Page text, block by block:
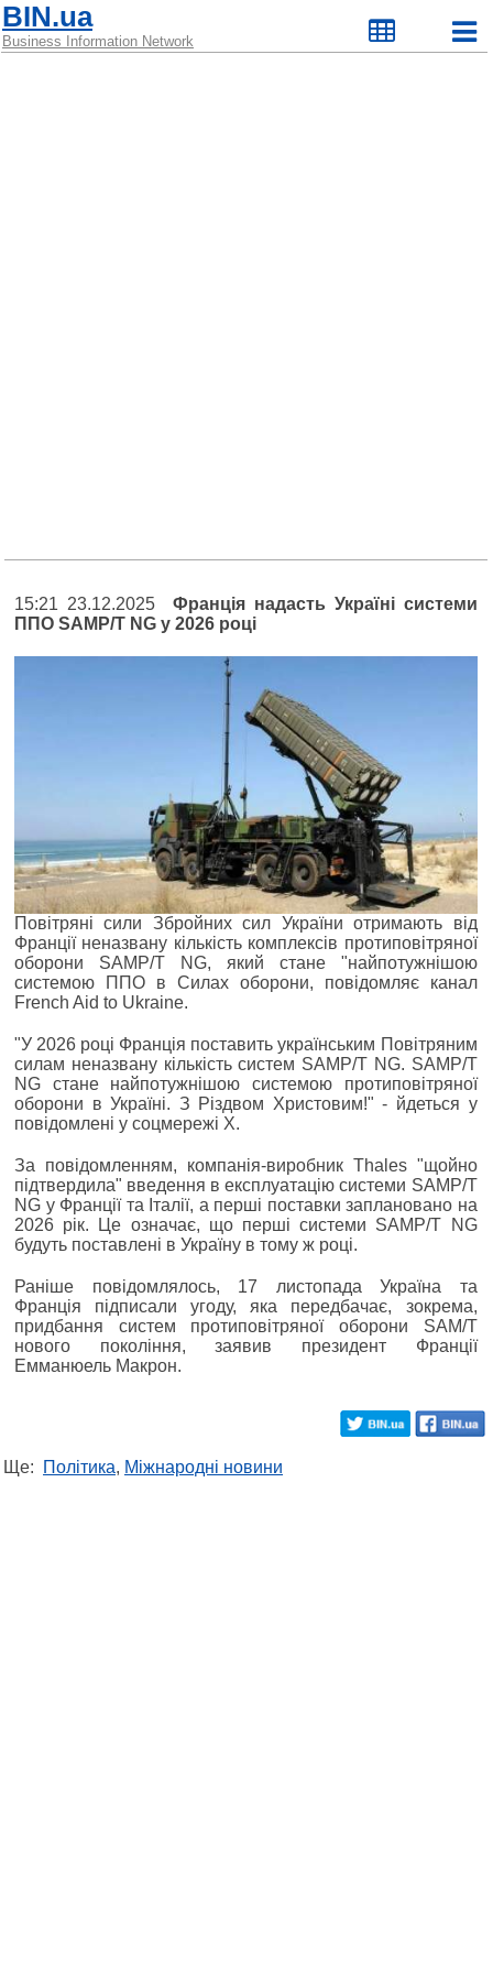
BIN.ua
Business Information Network
15:21 23.12.2025 Франція надасть Україні системи
ППО SAMP/T NG у 2026 році
Повітряні сили Збройних сил України отримають від
Франції неназвану кількість комплексів протиповітряної
оборони SAMP/T NG, який стане "найпотужнішою
системою ППО в Силах оборони, повідомляє канал
French Aid to Ukraine.
"У 2026 році Франція поставить українським Повітряним
силам неназвану кількість систем SAMP/T NG. SAMP/T
NG стане найпотужнішою системою протиповітряної
оборони в Україні. З Різдвом Христовим!" - йдеться у
повідомлені у соцмережі Х.
За повідомленням, компанія-виробник Thales "щойно
підтвердила" введення в експлуатацію системи SAMP/T
NG у Франції та Італії, а перші поставки заплановано на
2026 рік. Це означає, що перші системи SAMP/T NG
будуть поставлені в Україну в тому ж році.
Раніше повідомлялось, 17 листопада Україна та
Франція підписали угоду, яка передбачає, зокрема,
придбання систем протиповітряної оборони SAM/T
нового покоління, заявив президент Франції
Емманюель Макрон.
Ще: Політика, Міжнародні новини